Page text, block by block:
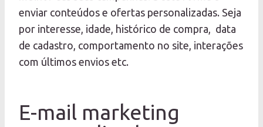
enviar conteúdos e ofertas personalizadas. Seja
por interesse, idade, histórico de compra, data
de cadastro, comportamento no site, interações
com últimos envios etc.
E-mail marketing